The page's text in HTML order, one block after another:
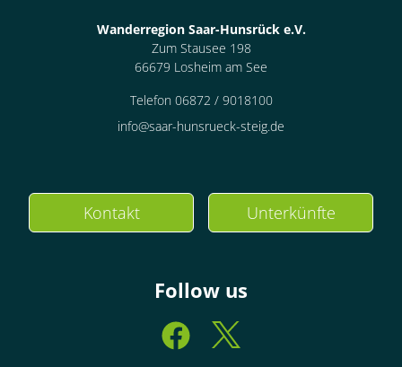
Wanderregion Saar-Hunsrück e.V.
Zum Stausee 198
66679 Losheim am See
Telefon 06872 / 9018100
info@saar-hunsrueck-steig.de
Kontakt Unterkünfte
Follow us